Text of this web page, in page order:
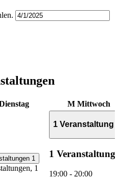
M Mittwoch
1
1
1 Veranstaltung
1
19:00 - 20:00